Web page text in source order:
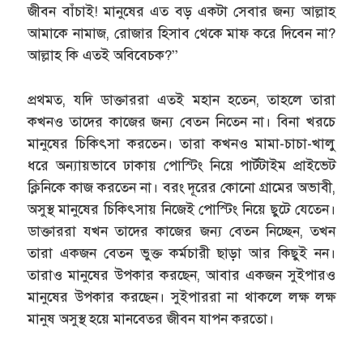
জীবন বাঁচাই! মানুষের এত বড় একটা সেবার জন্য আল্লাহ
আমাকে নামাজ, রোজার হিসাব থেকে মাফ করে দিবেন না?
আল্লাহ কি এতই অবিবেচক?”
প্রথমত, যদি ডাক্তাররা এতই মহান হতেন, তাহলে তারা
কখনও তাদের কাজের জন্য বেতন নিতেন না। বিনা খরচে
মানুষের চিকিৎসা করতেন। তারা কখনও মামা-চাচা-খালু
ধরে অন্যায়ভাবে ঢাকায় পোস্টিং নিয়ে পার্টটাইম প্রাইভেট
ক্লিনিকে কাজ করতেন না। বরং দূরের কোনো গ্রামের অভাবী,
অসুস্থ মানুষের চিকিৎসায় নিজেই পোস্টিং নিয়ে ছুটে যেতেন।
ডাক্তাররা যখন তাদের কাজের জন্য বেতন নিচ্ছেন, তখন
তারা একজন বেতন ভুক্ত কর্মচারী ছাড়া আর কিছুই নন।
তারাও মানুষের উপকার করছেন, আবার একজন সুইপারও
মানুষের উপকার করছেন। সুইপাররা না থাকলে লক্ষ লক্ষ
মানুষ অসুস্থ হয়ে মানবেতর জীবন যাপন করতো।